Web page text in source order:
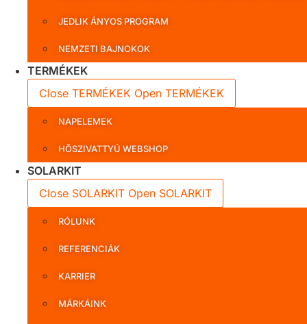
JEDLIK ÁNYOS PROGRAM
NEMZETI BAJNOKOK
TERMÉKEK
Close TERMÉKEK Open TERMÉKEK
NAPELEMEK
HŐSZIVATTYÚ WEBSHOP
SOLARKIT
Close SOLARKIT Open SOLARKIT
RÓLUNK
REFERENCIÁK
KARRIER
MÁRKÁINK